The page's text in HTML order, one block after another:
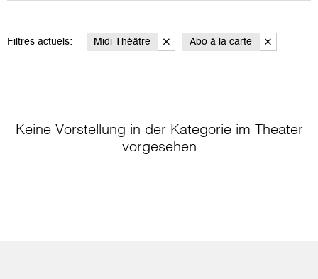
Filtres actuels: Midi Théâtre Abo à la carte
Keine Vorstellung in der Kategorie im Theater
vorgesehen